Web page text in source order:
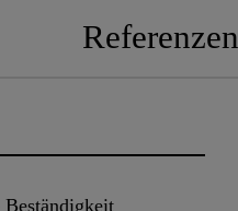
Referenzen
Beständigkeit